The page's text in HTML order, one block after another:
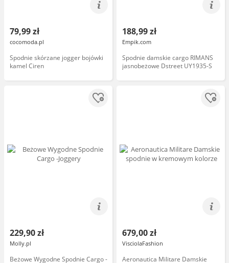
79,99 zł
cocomoda.pl
Spodnie skórzane jogger bojówki
kamel Ciren
188,99 zł
Empik.com
Spodnie damskie cargo RIMANS
jasnobeżowe Dstreet UY1935-S
229,90 zł
Molly.pl
Beżowe Wygodne Spodnie Cargo -
679,00 zł
VisciolaFashion
Aeronautica Militare Damskie